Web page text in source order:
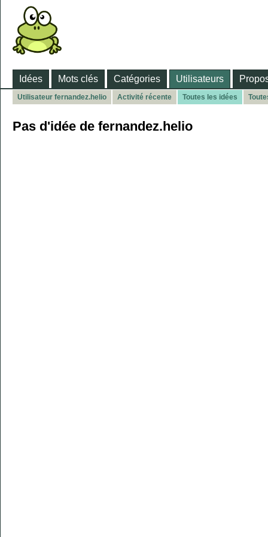
Idées Mots clés Catégories Utilisateurs
Utilisateur fernandez.helio Activité récente Toutes les idées
Pas d'idée de fernandez.helio